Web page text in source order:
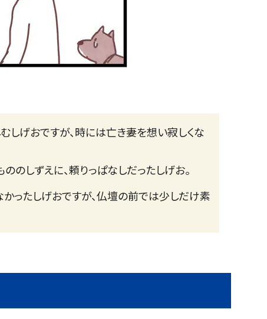
しげおですが、時には亡き妻を想い寂しくな
のしずえに、頼りっぱなしだったしげお。
ったしげおですが、仏壇の前では少しだけ素